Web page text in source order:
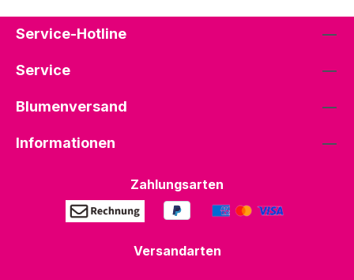
Service-Hotline
Service
Blumenversand
Informationen
Zahlungsarten
Versandarten